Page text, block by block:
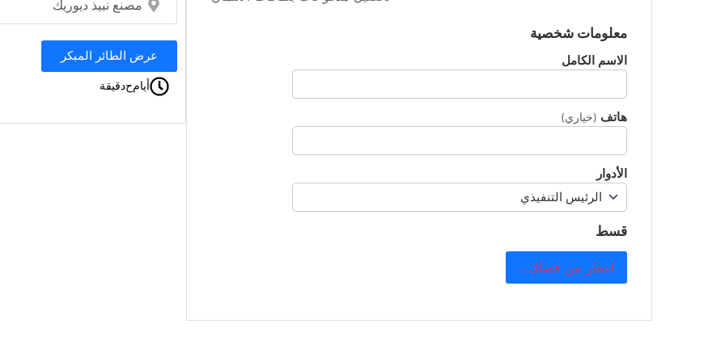
معلومات شخصية
الاسم الكامل
هاتف (خياري)
الأدوار
قسط
انتظر من فضلك...
مصنع نبيذ ديوريك
عرض الطائر المبكر
أيامحدقيقة